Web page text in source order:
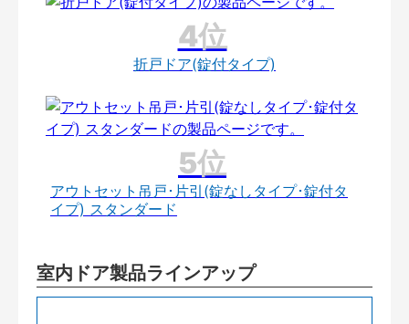
折戸ドア(錠付タイプ)
アウトセット吊戸･片引(錠なしタイプ･錠付タ
イプ) スタンダード
室内ドア製品ラインアップ